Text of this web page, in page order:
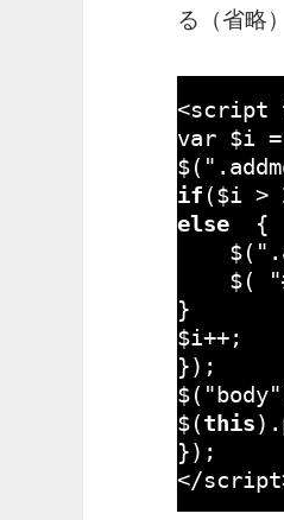
る（省略）
<script
var $i =
$(
if ($i >
else
{
$(
$(
}
$i++;
});
$( "body"
$(this
});
</